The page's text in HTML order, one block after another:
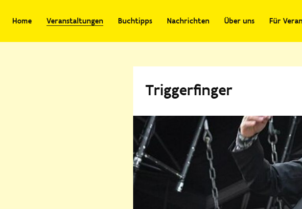
Home Veranstaltungen Buchtipps Nachrichten Über uns Für
Triggerfinger